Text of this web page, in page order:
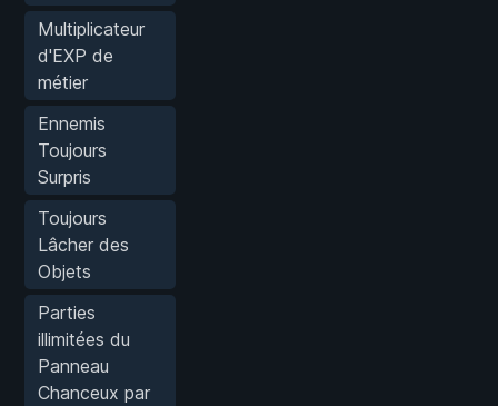
Multiplicateur
d'EXP de
métier
Ennemis
Toujours
Surpris
Toujours
Lâcher des
Objets
Parties
illimitées du
Panneau
Chanceux par